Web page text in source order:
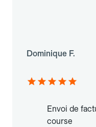
Dominique F.
Envoi de
course